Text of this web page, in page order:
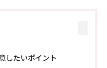
したいポイント